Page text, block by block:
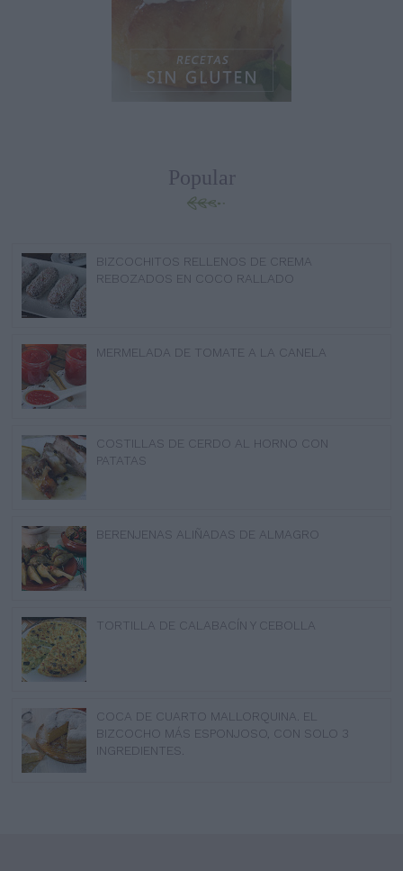
Popular
BIZCOCHITOS RELLENOS DE CREMA
REBOZADOS EN COCO RALLADO
MERMELADA DE TOMATE A LA CANELA
COSTILLAS DE CERDO AL HORNO CON
PATATAS
BERENJENAS ALIÑADAS DE ALMAGRO
TORTILLA DE CALABACÍN Y CEBOLLA
COCA DE CUARTO MALLORQUINA. EL
BIZCOCHO MÁS ESPONJOSO, CON SOLO 3
INGREDIENTES.